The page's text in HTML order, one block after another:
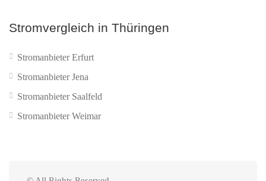
Stromvergleich in Thüringen
Stromanbieter Erfurt
Stromanbieter Jena
Stromanbieter Saalfeld
Stromanbieter Weimar